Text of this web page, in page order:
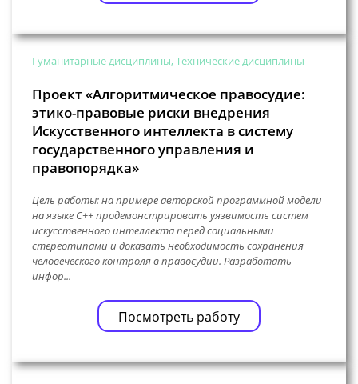
Гуманитарные дисциплины, Технические дисциплины
Проект «Алгоритмическое правосудие:
этико-правовые риски внедрения
Искусственного интеллекта в систему
государственного управления и
правопорядка»
Цель работы: на примере авторской программной модели
на языке C++ продемонстрировать уязвимость систем
искусственного интеллекта перед социальными
стереотипами и доказать необходимость сохранения
человеческого контроля в правосудии. Разработать
инфор...
Посмотреть работу